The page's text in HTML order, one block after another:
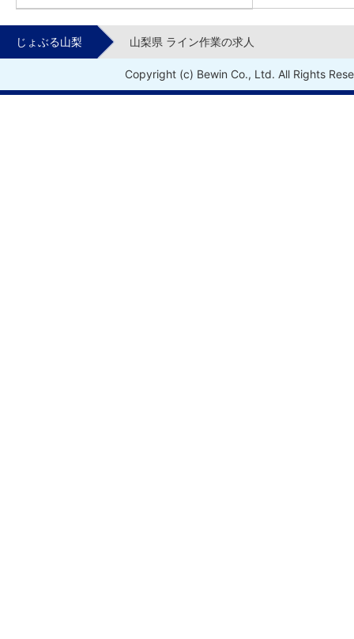
じょぶる山梨 山梨県 ライン作業の求人
Copyright (c) Bewin Co., Ltd. All Rights